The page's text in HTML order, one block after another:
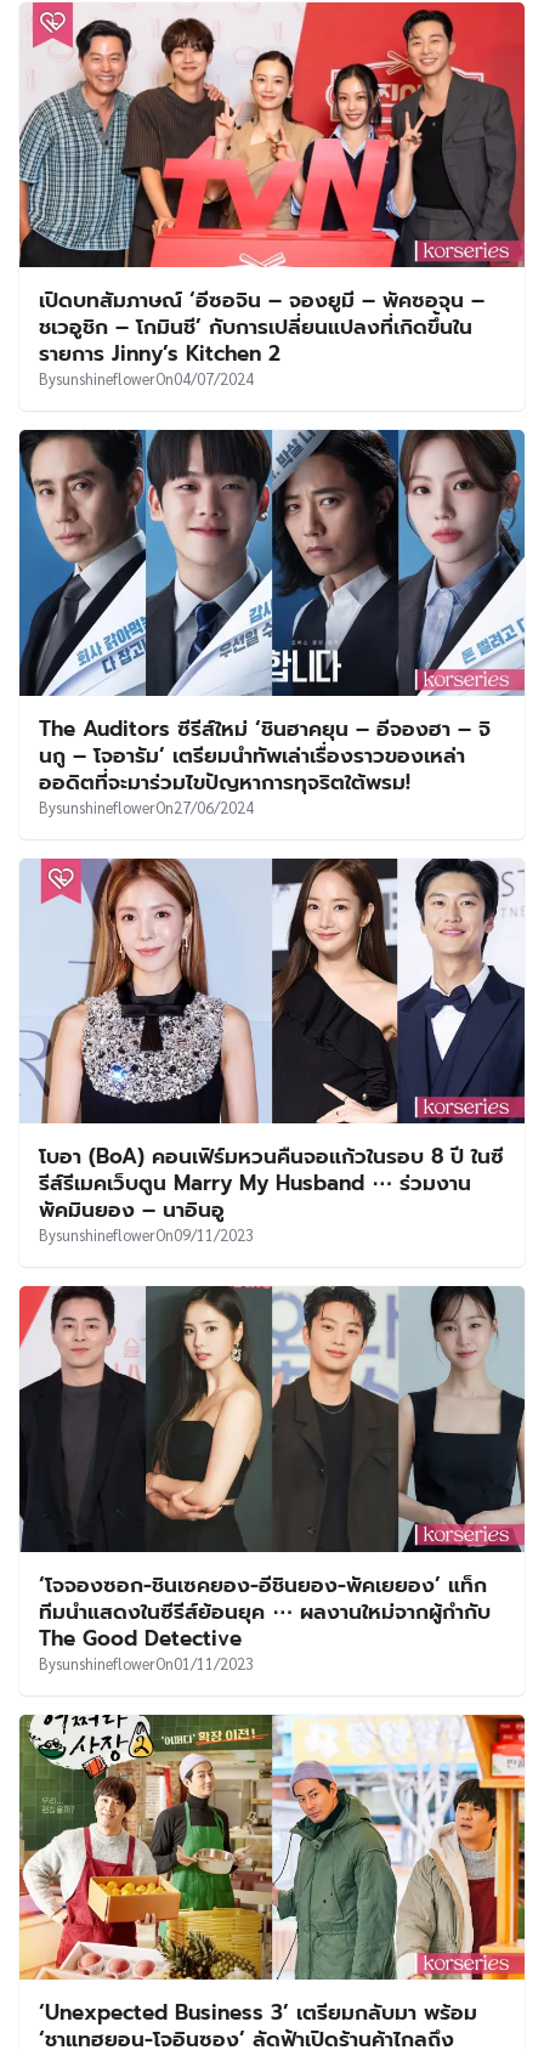
เปิดบทสัมภาษณ์ ‘อีซอจิน – จองยูมี – พัคซอจุน –
ชเวอูชิก – โกมินชี’ กับการเปลี่ยนแปลงที่เกิดขึ้นใน
รายการ Jinny’s Kitchen 2
BysunshineflowerOn04/07/2024
The Auditors ซีรีส์ใหม่ ‘ชินฮาคยุน – อีจองฮา – จิ
นกู – โจอารัม’ เตรียมนำทัพเล่าเรื่องราวของเหล่า
ออดิตที่จะมาร่วมไขปัญหาการทุจริตใต้พรม!
BysunshineflowerOn27/06/2024
โบอา (BoA) คอนเฟิร์มหวนคืนจอแก้วในรอบ 8 ปี ในซี
รีส์รีเมคเว็บตูน Marry My Husband ⋯ ร่วมงาน
พัคมินยอง – นาอินอู
BysunshineflowerOn09/11/2023
‘โจจองซอก-ชินเซคยอง-อีชินยอง-พัคเยยอง’ แท็ก
ทีมนำแสดงในซีรีส์ย้อนยุค ⋯ ผลงานใหม่จากผู้กำกับ
The Good Detective
BysunshineflowerOn01/11/2023
‘Unexpected Business 3’ เตรียมกลับมา พร้อม
‘ชาแทฮยอน-โจอินซอง’ ลัดฟ้าเปิดร้านค้าไกลถึง